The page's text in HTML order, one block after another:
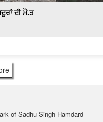
ਦੀ ਮੌ.ਤ
of Sadhu Singh Hamdard